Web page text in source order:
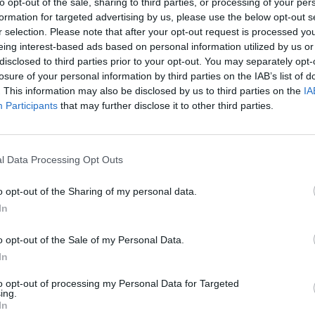
for targeted advertising by us, please use the below opt-out
selection. Please note that after your opt-out request is processed
interest-based ads based on personal information utilized by us
to third parties prior to your opt-out. You may separately
of your personal information by third parties on the IAB’s list of
This information may also be disclosed by us to third parties on the
Participants that may further disclose it to other third parties.
Data Processing Opt Outs
opt-out of the Sharing of my personal data.
opt-out of the Sale of my Personal Data.
opt-out of processing my Personal Data for Targeted
Eladó:
Cím:
Kieselbach
1055
Telefon: +36 1
Bemutatkozás: A Galéria profilja a 19. és 20.
mesterei, de foglalkozik nemzetközi
aukcióján tízezernél több tételt árverezett el, és
művészettörténész, a Galéria tulajdonosa több
dolgozik a magyar festészet hazai és
albumaival alapvetően változtatta meg a
GALÉRIA TOVÁBBI MŰTÁRGYAI